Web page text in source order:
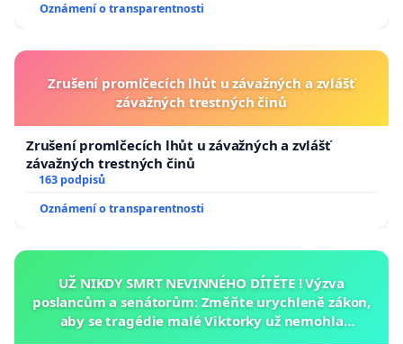
Oznámení o transparentnosti
Zrušení promlčecích lhůt u závažných a zvlášť
závažných trestných činů
Zrušení promlčecích lhůt u závažných a zvlášť
závažných trestných činů
163 podpisů
Oznámení o transparentnosti
UŽ NIKDY SMRT NEVINNÉHO DÍTĚTE ! Výzva
poslancům a senátorům: Změňte urychleně zákon,
aby se tragédie malé Viktorky už nemohla